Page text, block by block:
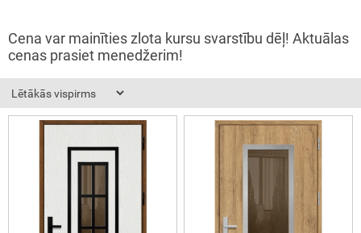
Cena var mainīties zlota kursu svarstību dēļ! Aktuālas
cenas prasiet menedžerim!